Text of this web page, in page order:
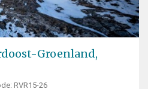
Groenland,
RVR15-26